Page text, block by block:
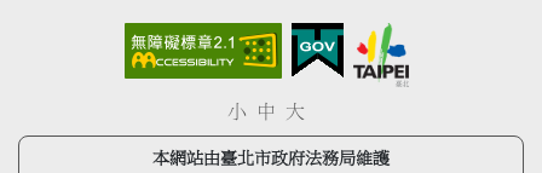
小 中 大
本網站由臺北市政府法務局維護